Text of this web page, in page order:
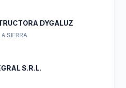
DYGALUZ
SIERRA
S.R.L.